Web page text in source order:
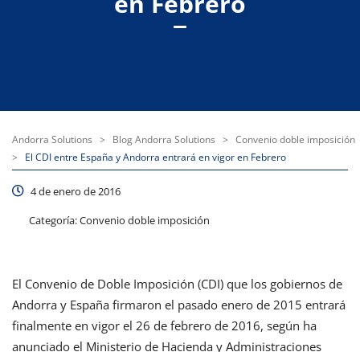
Andorra Solutions > Blog Andorra Solutions > Convenio doble imposición
>
El CDI entre España y Andorra entrará en vigor en Febrero
4 de enero de 2016
Categoría:Convenio doble imposición
El Convenio de Doble Imposición (CDI) que los gobiernos de
Andorra y España firmaron el pasado enero de 2015 entrará
finalmente en vigor el 26 de febrero de 2016, según ha
anunciado el Ministerio de Hacienda y Administraciones